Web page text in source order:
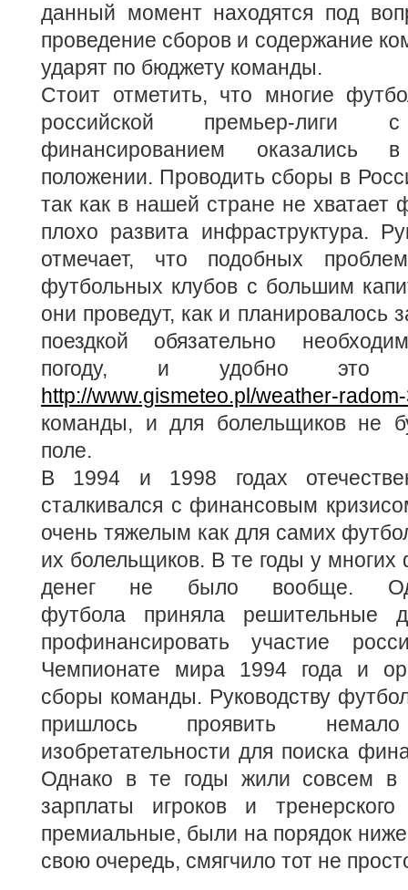
данный момент находятся под
проведение сборов и содержание
ударят по бюджету команды.
Стоит отметить, что многие
российской премьер-лиги с
финансированием оказались в
положении. Проводить сборы в
так как в нашей стране не хватает
плохо развита инфраструктура.
отмечает, что подобных
футбольных клубов с большим
они проведут, как и планировалось
поездкой обязательно
погоду, и удобно это
http://www.gismeteo.pl/weather-
команды, и для болельщиков не
поле.
В 1994 и 1998 годах
сталкивался с финансовым
очень тяжелым как для самих
их болельщиков. В те годы у
денег не было вообще.
футбола приняла решительные
профинансировать участие
Чемпионате мира 1994 года и
сборы команды. Руководству
пришлось проявить
изобретательности для поиска
Однако в те годы жили совсем в
зарплаты игроков и
премиальные, были на порядок
свою очередь, смягчило тот не